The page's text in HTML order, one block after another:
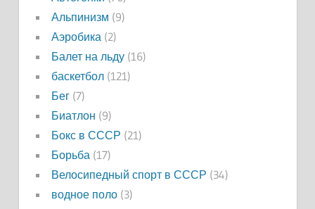
Альпинизм (9)
Аэробика (2)
Балет на льду(16)
баскетбол(121)
Бег(7)
Биатлон (9)
Бокс в СССР (21)
Борьба (17)
Велосипедный спорт в СССР (34)
водное поло(3)